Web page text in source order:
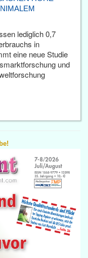
lediglich 0,7
in
eine neue Studie
und